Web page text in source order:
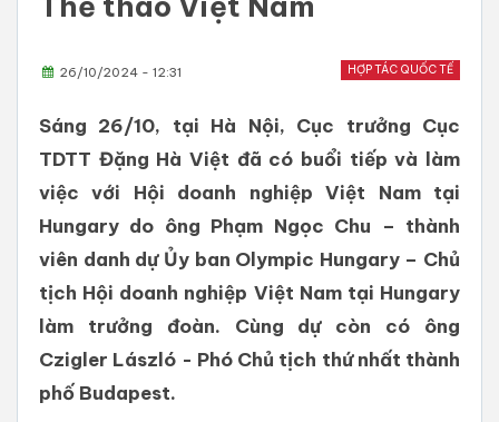
HỢP TÁC QUỐC TẾ
26/10/2024 - 12:31
Sáng 26/10, tại Hà Nội, Cục trưởng Cục
TDTT Đặng Hà Việt đã có buổi tiếp và làm
việc với Hội doanh nghiệp Việt Nam tại
Hungary do ông Phạm Ngọc Chu – thành
viên danh dự Ủy ban Olympic Hungary – Chủ
tịch Hội doanh nghiệp Việt Nam tại Hungary
làm trưởng đoàn. Cùng dự còn có ông
Czigler László - Phó Chủ tịch thứ nhất thành
phố Budapest.